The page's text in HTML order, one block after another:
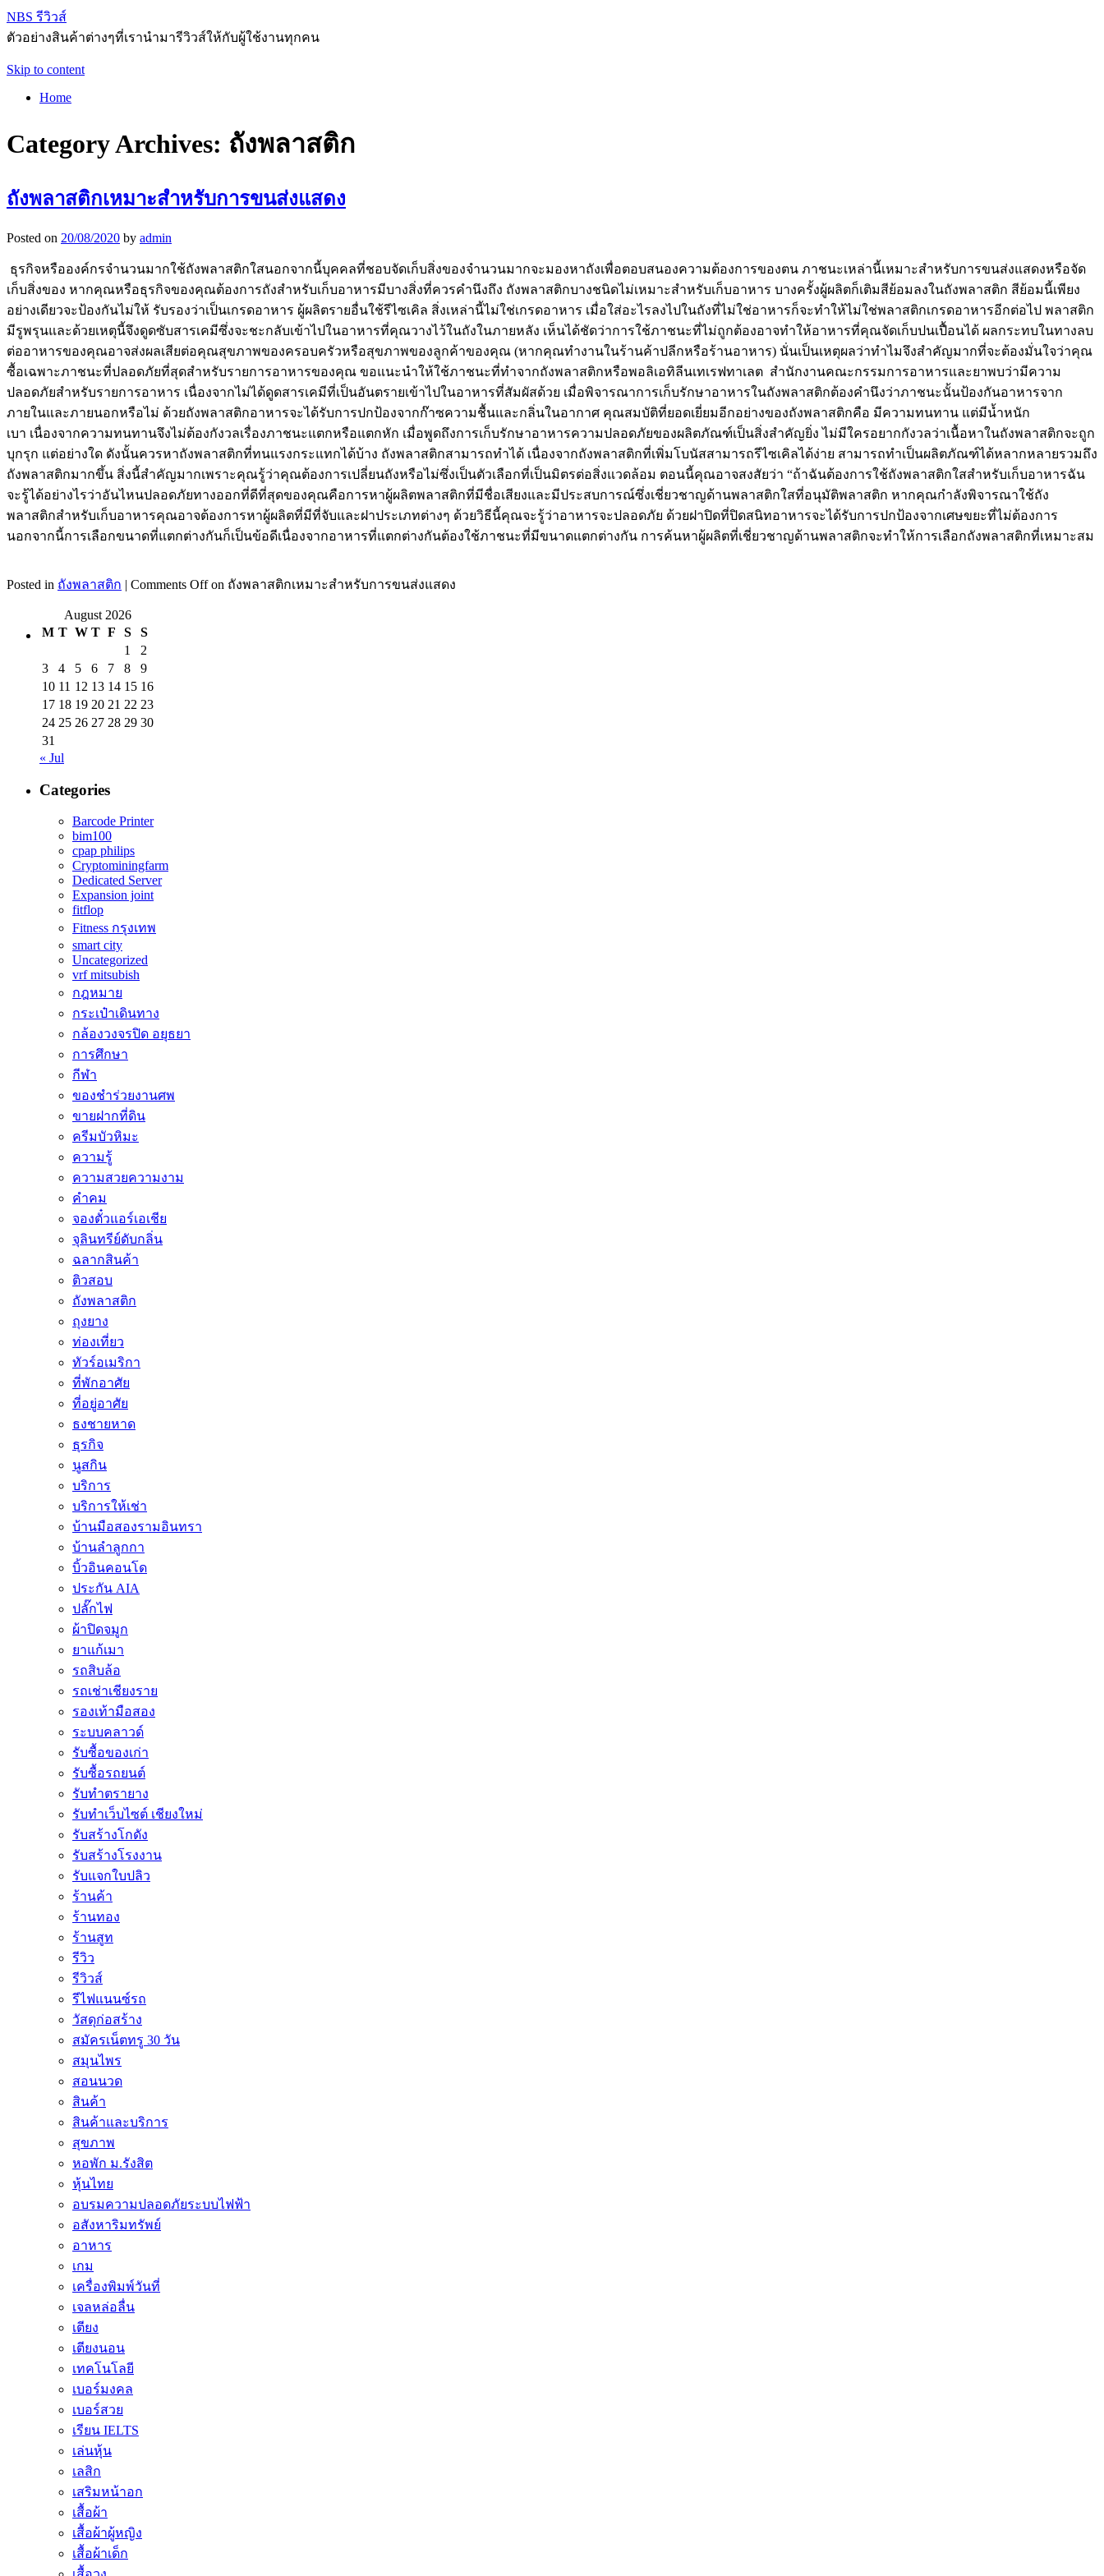
NBS รีวิวส์
ตัวอย่างสินค้าต่างๆที่เรานำมารีวิวส์ให้กับผู้ใช้งานทุกคน
Skip to content
Home
Category Archives: ถังพลาสติก
ถังพลาสติกเหมาะสำหรับการขนส่งแสดง
Posted on 20/08/2020 by admin
ธุรกิจหรือองค์กรจำนวนมากใช้ถังพลาสติกใสนอกจากนี้บุคคลที่ชอบจัดเก็บสิ่งของจำนวนมากจะมองหาถังเพื่อตอบสนองความต้องการของตน ภาชนะเหล่านี้เหมาะสำหรับการขนส่งแสดงหรือจัด
เก็บสิ่งของ หากคุณหรือธุรกิจของคุณต้องการถังสำหรับเก็บอาหารมีบางสิ่งที่ควรคำนึงถึง ถังพลาสติกบางชนิดไม่เหมาะสำหรับเก็บอาหาร บางครั้งผู้ผลิตก็เติมสีย้อมลงในถังพลาสติก สีย้อมนี้เพียง
อย่างเดียวจะป้องกันไม่ให้ รับรองว่าเป็นเกรดอาหาร ผู้ผลิตรายอื่นใช้รีไซเคิล สิ่งเหล่านี้ไม่ใช่เกรดอาหาร เมื่อใส่อะไรลงไปในถังที่ไม่ใช่อาหารก็จะทำให้ไม่ใช่พลาสติกเกรดอาหารอีกต่อไป พลาสติก
มีรูพรุนและด้วยเหตุนี้จึงดูดซับสารเคมีซึ่งจะชะกลับเข้าไปในอาหารที่คุณวางไว้ในถังในภายหลัง เห็นได้ชัดว่าการใช้ภาชนะที่ไม่ถูกต้องอาจทำให้อาหารที่คุณจัดเก็บปนเปื้อนได้ ผลกระทบในทางลบ
ต่ออาหารของคุณอาจส่งผลเสียต่อคุณสุขภาพของครอบครัวหรือสุขภาพของลูกค้าของคุณ (หากคุณทำงานในร้านค้าปลีกหรือร้านอาหาร) นั่นเป็นเหตุผลว่าทำไมจึงสำคัญมากที่จะต้องมั่นใจว่าคุณ
ซื้อเฉพาะภาชนะที่ปลอดภัยที่สุดสำหรับรายการอาหารของคุณ ขอแนะนำให้ใช้ภาชนะที่ทำจากถังพลาสติกหรือพอลิเอทิลีนเทเรฟทาเลต สำนักงานคณะกรรมการอาหารและยาพบว่ามีความ
ปลอดภัยสำหรับรายการอาหาร เนื่องจากไม่ได้ดูดสารเคมีที่เป็นอันตรายเข้าไปในอาหารที่สัมผัสด้วย เมื่อพิจารณาการเก็บรักษาอาหารในถังพลาสติกต้องคำนึงว่าภาชนะนั้นป้องกันอาหารจาก
ภายในและภายนอกหรือไม่ ด้วยถังพลาสติกอาหารจะได้รับการปกป้องจากก๊าซความชื้นและกลิ่นในอากาศ คุณสมบัติที่ยอดเยี่ยมอีกอย่างของถังพลาสติกคือ มีความทนทาน แต่มีน้ำหนัก
เบา เนื่องจากความทนทานจึงไม่ต้องกังวลเรื่องภาชนะแตกหรือแตกหัก เมื่อพูดถึงการเก็บรักษาอาหารความปลอดภัยของผลิตภัณฑ์เป็นสิ่งสำคัญยิ่ง ไม่มีใครอยากกังวลว่าเนื้อหาในถังพลาสติกจะถูก
บุกรุก แต่อย่างใด ดังนั้นควรหาถังพลาสติกที่ทนแรงกระแทกได้บ้าง ถังพลาสติกสามารถทำได้ เนื่องจากถังพลาสติกที่เพิ่มโบนัสสามารถรีไซเคิลได้ง่าย สามารถทำเป็นผลิตภัณฑ์ได้หลากหลายรวมถึง
ถังพลาสติกมากขึ้น สิ่งนี้สำคัญมากเพราะคุณรู้ว่าคุณต้องการเปลี่ยนถังหรือไม่ซึ่งเป็นตัวเลือกที่เป็นมิตรต่อสิ่งแวดล้อม ตอนนี้คุณอาจสงสัยว่า “ถ้าฉันต้องการใช้ถังพลาสติกใสสำหรับเก็บอาหารฉัน
จะรู้ได้อย่างไรว่าอันไหนปลอดภัยทางออกที่ดีที่สุดของคุณคือการหาผู้ผลิตพลาสติกที่มีชื่อเสียงและมีประสบการณ์ซึ่งเชี่ยวชาญด้านพลาสติกใสที่อนุมัติพลาสติก หากคุณกำลังพิจารณาใช้ถัง
พลาสติกสำหรับเก็บอาหารคุณอาจต้องการหาผู้ผลิตที่มีที่จับและฝาประเภทต่างๆ ด้วยวิธีนี้คุณจะรู้ว่าอาหารจะปลอดภัย ด้วยฝาปิดที่ปิดสนิทอาหารจะได้รับการปกป้องจากเศษขยะที่ไม่ต้องการ
นอกจากนี้การเลือกขนาดที่แตกต่างกันก็เป็นข้อดีเนื่องจากอาหารที่แตกต่างกันต้องใช้ภาชนะที่มีขนาดแตกต่างกัน การค้นหาผู้ผลิตที่เชี่ยวชาญด้านพลาสติกจะทำให้การเลือกถังพลาสติกที่เหมาะสม
Posted in ถังพลาสติก | Comments Offon ถังพลาสติกเหมาะสำหรับการขนส่งแสดง
August 2026
M T W T F S
S
1
2
3
4 5 6 7 8
9
10 11 12 13 14 15 16
17 18 19 20 21 22 23
24 25 26 27 28 29 30
31
« Jul
Categories
Barcode Printer
bim100
cpap philips
Cryptominingfarm
Dedicated Server
Expansion joint
fitflop
Fitness กรุงเทพ
smart city
Uncategorized
vrf mitsubish
กฎหมาย
กระเป๋าเดินทาง
กล้องวงจรปิด อยุธยา
การศึกษา
กีฬา
ของชำร่วยงานศพ
ขายฝากที่ดิน
ครีมบัวหิมะ
ความรู้
ความสวยความงาม
คำคม
จองตั๋วแอร์เอเชีย
จุลินทรีย์ดับกลิ่น
ฉลากสินค้า
ติวสอบ
ถังพลาสติก
ถุงยาง
ท่องเที่ยว
ทัวร์อเมริกา
ที่พักอาศัย
ที่อยู่อาศัย
ธงชายหาด
ธุรกิจ
นูสกิน
บริการ
บริการให้เช่า
บ้านมือสองรามอินทรา
บ้านลำลูกกา
บิ้วอินคอนโด
ประกัน AIA
ปลั๊กไฟ
ผ้าปิดจมูก
ยาแก้เมา
รถสิบล้อ
รถเช่าเชียงราย
รองเท้ามือสอง
ระบบคลาวด์
รับซื้อของเก่า
รับซื้อรถยนต์
รับทำตรายาง
รับทำเว็บไซต์ เชียงใหม่
รับสร้างโกดัง
รับสร้างโรงงาน
รับแจกใบปลิว
ร้านค้า
ร้านทอง
ร้านสูท
รีวิว
รีวิวส์
รีไฟแนนซ์รถ
วัสดุก่อสร้าง
สมัครเน็ตทรู 30 วัน
สมุนไพร
สอนนวด
สินค้า
สินค้าและบริการ
สุขภาพ
หอพัก ม.รังสิต
หุ้นไทย
อบรมความปลอดภัยระบบไฟฟ้า
อสังหาริมทรัพย์
อาหาร
เกม
เครื่องพิมพ์วันที่
เจลหล่อลื่น
เตียง
เตียงนอน
เทคโนโลยี
เบอร์มงคล
เบอร์สวย
เรียน IELTS
เล่นหุ้น
เลสิก
เสริมหน้าอก
เสื้อผ้า
เสื้อผ้าผู้หญิง
เสื้อผ้าเด็ก